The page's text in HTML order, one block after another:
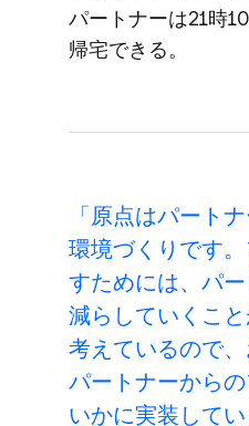
パートナーは​21時
帰宅できる。
「原点は​パート
環境づくりです
すためには、​パ
減らしていく​こ
考えているので、​
パートナーから
いかに​実装して